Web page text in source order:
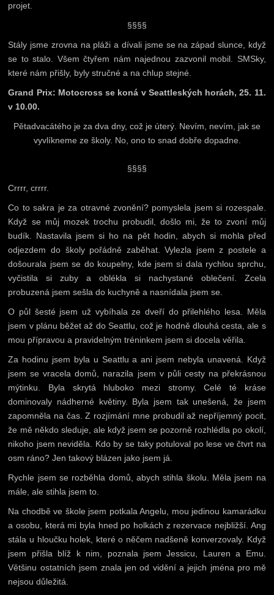
projet.
§§§§
Stály jsme zrovna na pláži a dívali jsme se na západ slunce, když
se to stalo. Všem čtyřem nám najednou zazvonil mobil. SMSky,
které nám přišly, byly stručné a na chlup stejné.
Grand Prix: Motocross se koná v Seattleských horách, 25. 11.
v 10.00.
Pětadvacátého je za dva dny, což je úterý. Nevím, nevím, jak se
vyvlíkneme ze školy. No, ono to snad dobře dopadne.
§§§§
Crrrr, crrrr.
Co to sakra je za otravné zvonění? pomyslela jsem si rozespale.
Když se můj mozek trochu probudil, došlo mi, že to zvoní můj
budík. Nastavila jsem si ho na pět hodin, abych si mohla před
odjezdem do školy pořádně zaběhat. Vylezla jsem z postele a
došourala jsem se do koupelny, kde jsem si dala rychlou sprchu,
vyčistila si zuby a oblékla si nachystané oblečení. Zcela
probuzená jsem sešla do kuchyně a nasnídala jsem se.
O půl šesté jsem už vybíhala ze dveří do přilehlého lesa. Měla
jsem v plánu běžet až do Seattlu, což je hodně dlouhá cesta, ale s
mou přípravou a pravidelným tréninkem jsem si docela věřila.
Za hodinu jsem byla u Seattlu a ani jsem nebyla unavená. Když
jsem se vracela domů, narazila jsem v půli cesty na překrásnou
mýtinku. Byla skrytá hluboko mezi stromy. Celé té kráse
dominovaly nádherné květiny. Byla jsem tak unešená, že jsem
zapomněla na čas. Z rozjímání mne probudil až nepříjemný pocit,
že mě někdo sleduje, ale když jsem se pozorně rozhlédla po okolí,
nikoho jsem neviděla. Kdo by se taky potuloval po lese ve čtvrt na
osm ráno? Jen takový blázen jako jsem já.
Rychle jsem se rozběhla domů, abych stihla školu. Měla jsem na
mále, ale stihla jsem to.
Na chodbě ve škole jsem potkala Angelu, mou jedinou kamarádku
a osobu, která mi byla hned po holkách z rezervace nejbližší. Ang
stála u hloučku holek, které o něčem nadšeně konverzovaly. Když
jsem přišla blíž k nim, poznala jsem Jessicu, Lauren a Emu.
Většinu ostatních jsem znala jen od vidění a jejich jména pro mě
nejsou důležitá.